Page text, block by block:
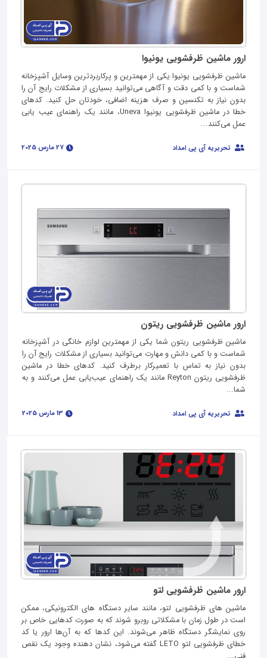
ارور ماشین ظرفشویی یونیوا
ماشین ظرفشویی یونیوا یکی از مهمترین و پرکاربردترین وسایل آشپزخانه
شماست و با کمی دقت و آگاهی می‌توانید بسیاری از مشکلات رایج آن را
بدون نیاز به تکنسین و صرف هزینه اضافی، خودتان حل کنید. کدهای
خطا در ماشین ظرفشویی یونیوا Uneva، مانند یک راهنمای عیب‌ یابی
عمل می‌کنند...
تحریریه آی پی امداد
ارور ماشین ظرفشویی ریتون
ماشین ظرفشویی ریتون شما یکی از مهمترین لوازم خانگی در آشپزخانه
شماست و با کمی دانش و مهارت می‌توانید بسیاری از مشکلات رایج آن را
بدون نیاز به تماس با تعمیرکار برطرف کنید. کدهای خطا در ماشین
ظرفشویی ریتون Reyton مانند یک راهنمای عیب‌یابی عمل می‌کنند و به
شما...
تحریریه آی پی امداد
ارور ماشین ظرفشویی لتو
ماشین‌ های ظرفشویی لتو، مانند سایر دستگاه‌ های الکترونیکی، ممکن
است در طول زمان با مشکلاتی روبرو شوند که به صورت کدهایی خاص بر
روی نمایشگر دستگاه ظاهر می‌شوند. این کدها که به آن‌ها ارور یا کد
خطای ظرفشویی لتو LETO گفته می‌شود، نشان‌ دهنده وجود یک نقص